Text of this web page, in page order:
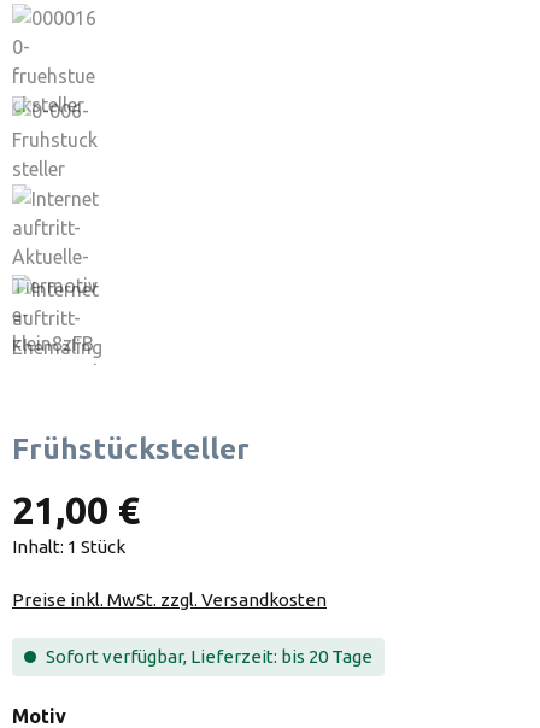
Frühstücksteller
21,00 €
Inhalt: 1 Stück
Preise inkl. MwSt. zzgl. Versandkosten
Sofort verfügbar, Lieferzeit: bis 20 Tage
Motivauswählen